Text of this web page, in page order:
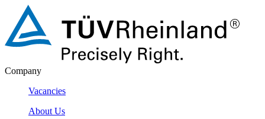
Company
Vacancies
About Us